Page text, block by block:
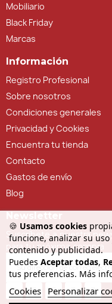
🍪 Usamos cookies
funcione, analizar su
contenido y publicidad.
Puedes Aceptar todas,
tus preferencias. Más
Cookies Personalizar
Mobiliario
Black Friday
Marcas
Información
Registro Profesional
Sobre nosotros
Condiciones generales
Privacidad y Cookies
Encuentra tu tienda
Contacto
Gastos de envío
Blog
Suscríbete a nuestra
para tu próxima compra